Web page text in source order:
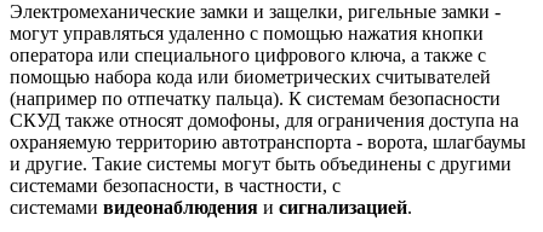
Электромеханические замки и защелки, ригельные замки -
могут управляться удаленно с помощью нажатия кнопки
оператора или специального цифрового ключа, а также с
помощью набора кода или биометрических считывателей
(например по отпечатку пальца). К системам безопасности
СКУД также относят домофоны, для ограничения доступа на
охраняемую территорию автотранспорта - ворота, шлагбаумы
и другие. Такие системы могут быть объединены с другими
системами безопасности, в частности, с
системами видеонаблюдения и сигнализацией.